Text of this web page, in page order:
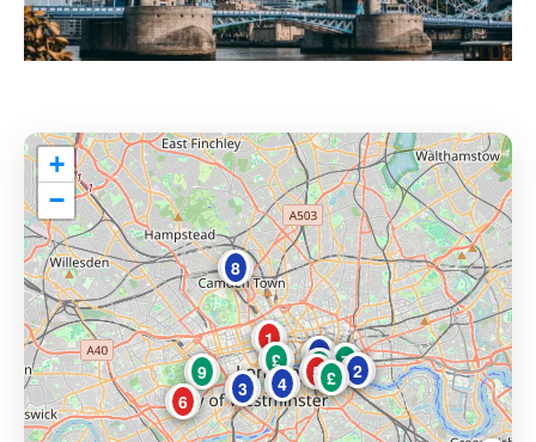
1
2
3 4
5
6
7
8
9
10
£
£
£
+
−